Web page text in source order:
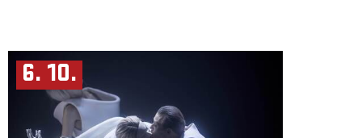
6. 10.